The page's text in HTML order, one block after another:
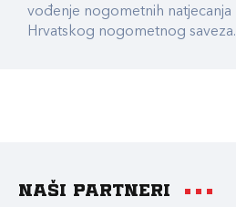
vođenje nogometnih natjecanja
Hrvatskog nogometnog saveza.
Naši partneri